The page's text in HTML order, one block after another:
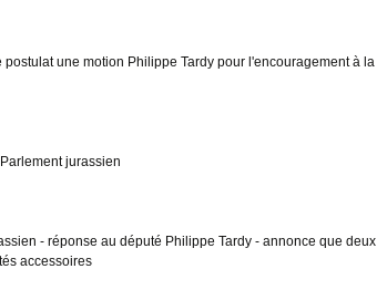
une motion Philippe Tardy pour l'encouragement à la
jurassien
- réponse au député Philippe Tardy - annonce que deux
accessoires